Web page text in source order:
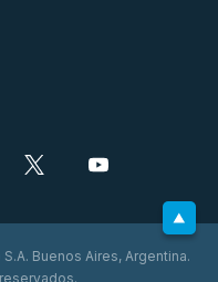
Buenos Aires, Argentina.